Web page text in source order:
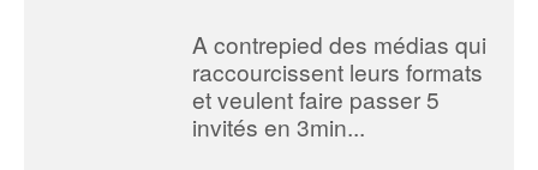
A contrepied des médias qui
raccourcissent leurs formats
et veulent faire passer 5
invités en 3min...